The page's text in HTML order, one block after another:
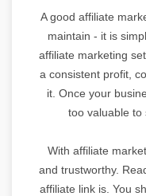
A good affiliate
maintain - it is
affiliate marketing
a consistent profit,
it. Once your
too valuable to
With affiliate
and trustworthy.
affiliate link is. You